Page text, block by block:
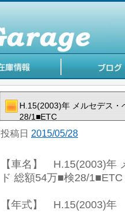
H.15(2003)年 メルセデス
28/1■ETC
投稿日 2015/05/28
【車名】 H.15(2003)年
ド 総額54万■検28/1■ETC
【年式】 H.15(2003)年